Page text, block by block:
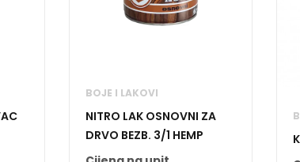
BOJE I LAKOVI
NITRO LAK OSNOVNI ZA
DRVO BEZB. 3/1 HEMP